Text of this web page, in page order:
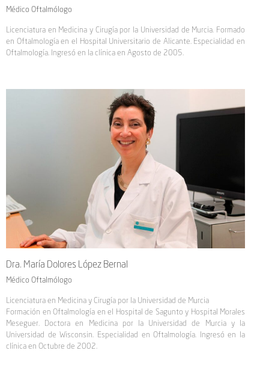
Médico Oftalmólogo
Licenciatura en Medicina y Cirugía por la Universidad de Murcia. Formado
en Oftalmología en el Hospital Universitario de Alicante. Especialidad en
Oftalmología. Ingresó en la clínica en Agosto de 2005.
Dra. María Dolores López Bernal
Médico Oftalmólogo
Licenciatura en Medicina y Cirugía por la Universidad de Murcia
Formación en Oftalmología en el Hospital de Sagunto y Hospital Morales
Meseguer. Doctora en Medicina por la Universidad de Murcia y la
Universidad de Wisconsin. Especialidad en Oftalmología. Ingresó en la
clínica en Octubre de 2002.